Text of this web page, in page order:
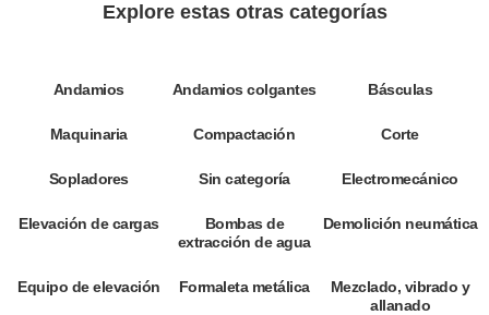
Explore estas otras categorías
Andamios Andamios colgantes Básculas
Maquinaria Compactación Corte
Sopladores Sin categoría Electromecánico
Elevación de cargas
Bombas de
extracción de agua
Demolición neumática
Equipo de elevación Formaleta metálica
Mezclado, vibrado y
allanado